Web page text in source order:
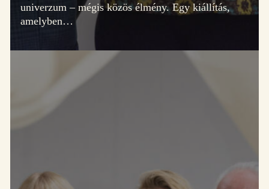
univerzum – mégis közös élmény. Egy kiállítás,
amelyben…